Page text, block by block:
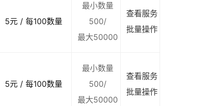
5元 / 每100数量
最小数量
500/
最大50000
查看服务
批量操作
5元 / 每100数量
最小数量
500/
最大50000
查看服务
批量操作